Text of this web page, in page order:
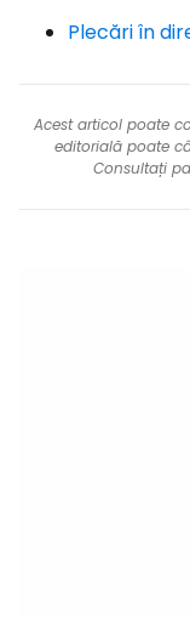
Plecări în
Acest articol poate
editorială poate
Consultați